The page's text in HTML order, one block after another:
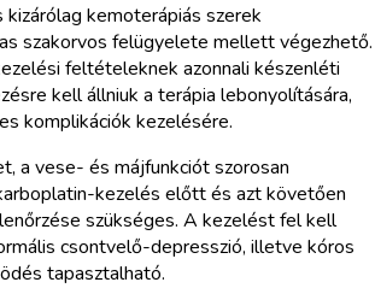
kemoterápiás szerek
szakorvos felügyelete mellett végezhető.
feltételeknek azonnali készenléti
kell állniuk a terápia lebonyolítására,
komplikációk kezelésére.
a vese- és májfunkciót szorosan
kezelés előtt és azt követően
szükséges. A kezelést fel kell
csontvelő-depresszió, illetve kóros
tapasztalható.